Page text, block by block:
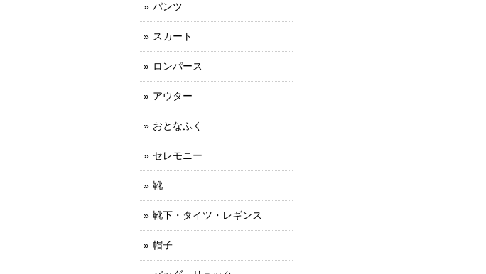
パンツ
スカート
ロンパース
アウター
おとなふく
セレモニー
靴
靴下・タイツ・レギンス
帽子